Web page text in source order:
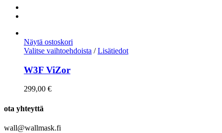
Näytä ostoskori
Valitse vaihtoehdoista / Lisätiedot
W3F ViZor
299,00 €
ota yhteyttä
wall@wallmask.fi